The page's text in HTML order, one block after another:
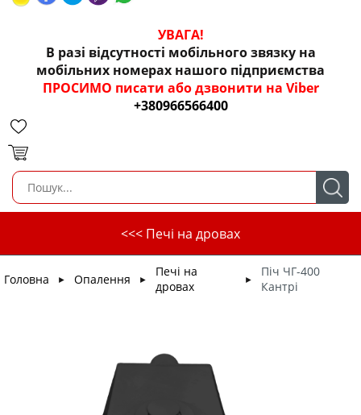
УВАГА!
В разі відсутності мобільного звязку на
мобільних номерах нашого підприємства
ПРОСИМО писати або дзвонити на Viber
+380966566400
<<< Печі на дровах
Головна ► Опалення ►
Печі на
дровах
►
Піч ЧГ-400
Кантрі